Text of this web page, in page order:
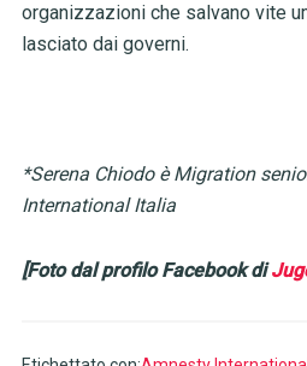
organizzazioni che salvano vite
lasciato dai governi.
*Serena Chiodo è Migration
International Italia
[Foto dal profilo Facebook di